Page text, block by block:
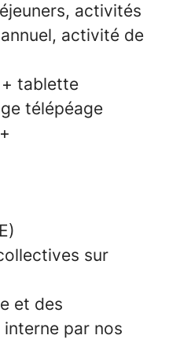
activités
activité de
tablette
télépéage
sur
et des
par nos